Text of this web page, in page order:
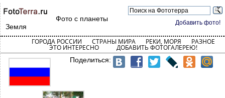
Добавить фото!
Фото с планеты
Земля
ГОРОДА РОССИИ СТРАНЫ МИРА РЕКИ, МОРЯ РАЗНОЕ
ЭТО ИНТЕРЕСНО ДОБАВИТЬ ФОТОГАЛЕРЕЮ!
Поделиться: